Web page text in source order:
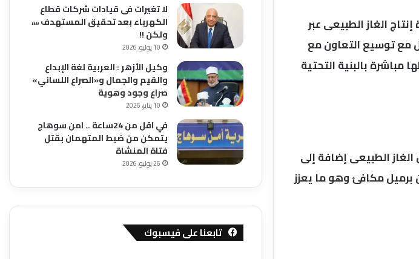
الغاز الطبيعى عبر
مع توسيع التعاون مع
بالبنية التحتية
نحو 330 مليار قدم مكعب من الغاز الطبيعى إضافة إلى
برميل من المتكثفات والزيت الخام بما يعادل نحو 70 مليون برميل مكافئ وهو ما يعزز
لا تغيرات فى قيادات شركات قطاع
الكهرباء بعد تحقيق المستهدف ،،،،
ولكن !!
10 يوليو، 2026
وكيل الأزهر : العربية لغة الإبداع
والقيم والجمال و«الصراع اللساني»
صراع وجود وهوية
10 يناير، 2026
في اقل من 24ساعة .. امن سوهاج
يتمكن من ضبط المتهمان بقتل
فتاة المنشاة
26 يوليو، 2026
تابعنا على فيسبوك